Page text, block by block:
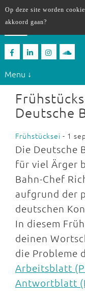
Menu ↓
Deutsche
Frühstücksei - 1
Die Deutsche
für viel Ärger
Bahn-Chef
aufgrund der
deutschen
In diesem
deinen
die Probleme
Arbeitsblatt
Antwortblatt
Op deze site worden
akkoord gaan?